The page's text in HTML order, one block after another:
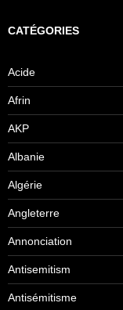
CATÉGORIES
Acide
Afrin
AKP
Albanie
Algérie
Angleterre
Annonciation
Antisemitism
Antisémitisme